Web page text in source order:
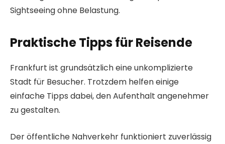
Sightseeing ohne Belastung.
Praktische Tipps für Reisende
Frankfurt ist grundsätzlich eine unkomplizierte
Stadt für Besucher. Trotzdem helfen einige
einfache Tipps dabei, den Aufenthalt angenehmer
zu gestalten.
Der öffentliche Nahverkehr funktioniert zuverlässig